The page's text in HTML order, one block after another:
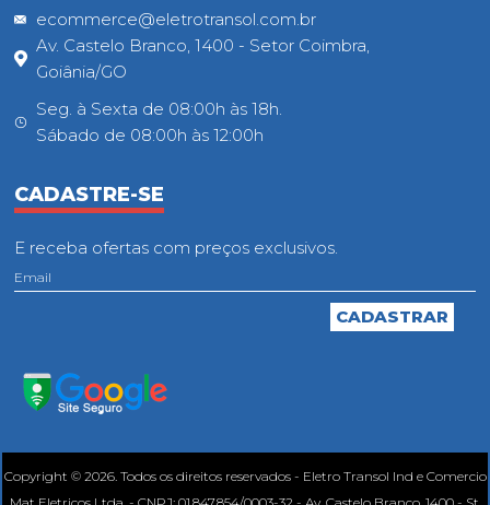
ecommerce@eletrotransol.com.br
Av. Castelo Branco, 1400 - Setor Coimbra,
Goiânia/GO
Seg. à Sexta de 08:00h às 18h.
Sábado de 08:00h às 12:00h
CADASTRE-SE
E receba ofertas com preços exclusivos.
Copyright © 2026. Todos os direitos reservados - Eletro Transol Ind e Comercio